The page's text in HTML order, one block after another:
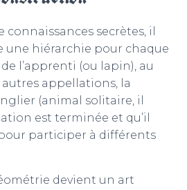
secrètes, il
une hiérarchie pour chaque
l’apprenti (ou lapin), au
appellations, la
(animal solitaire, il
est terminée et qu’il
participer à différents
devient un art